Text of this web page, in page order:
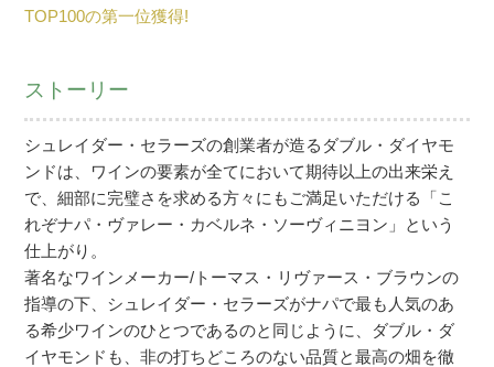
TOP100の第一位獲得!
ストーリー
シュレイダー・セラーズの創業者が造るダブル・ダイヤモ
ンドは、ワインの要素が全てにおいて期待以上の出来栄え
で、細部に完璧さを求める方々にもご満足いただける「こ
れぞナパ・ヴァレー・カベルネ・ソーヴィニヨン」という
仕上がり。
著名なワインメーカー/トーマス・リヴァース・ブラウンの
指導の下、シュレイダー・セラーズがナパで最も人気のあ
る希少ワインのひとつであるのと同じように、ダブル・ダ
イヤモンドも、非の打ちどころのない品質と最高の畑を徹